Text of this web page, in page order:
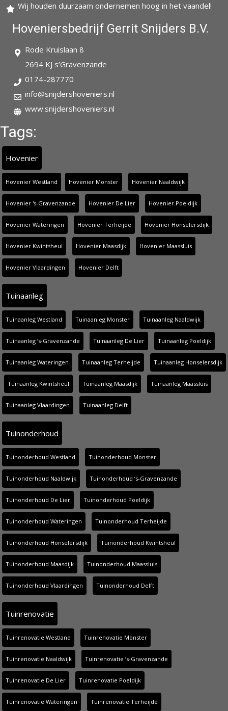
Wij houden duurzaam ondernemen hoog in het vaandel!
Hoveniersbedrijf Gerrit Snijders B.V.
Rode Kruislaan 8
2694 KJ s’Gravenzande
0174-287770
info@snijdershoveniers.nl
www.snijdershoveniers.nl
Tags:
Hovenier
Hovenier Westland Hovenier Monster Hovenier Naaldwijk
Hovenier 's-Gravenzande Hovenier De Lier Hovenier Poeldijk
Hovenier Wateringen Hovenier Terheijde Hovenier Honselersdijk
Hovenier Kwintsheul Hovenier Maasdijk Hovenier Maassluis
Hovenier Vlaardingen Hovenier Delft
Tuinaanleg
Tuinaanleg Westland Tuinaanleg Monster Tuinaanleg Naaldwijk
Tuinaanleg ‘s-Gravenzande Tuinaanleg De Lier Tuinaanleg Poeldijk
Tuinaanleg Wateringen Tuinaanleg Terheijde Tuinaanleg Honselersdijk
Tuinaanleg Kwintsheul Tuinaanleg Maasdijk Tuinaanleg Maassluis
Tuinaanleg Vlaardingen Tuinaanleg Delft
Tuinonderhoud
Tuinonderhoud Westland Tuinonderhoud Monster
Tuinonderhoud Naaldwijk Tuinonderhoud ‘s-Gravenzande
Tuinonderhoud De Lier Tuinonderhoud Poeldijk
Tuinonderhoud Wateringen Tuinonderhoud Terheijde
Tuinonderhoud Honselersdijk Tuinonderhoud Kwintsheul
Tuinonderhoud Maasdijk Tuinonderhoud Maassluis
Tuinonderhoud Vlaardingen Tuinonderhoud Delft
Tuinrenovatie
Tuinrenovatie Westland Tuinrenovatie Monster
Tuinrenovatie Naaldwijk Tuinrenovatie ‘s-Gravenzande
Tuinrenovatie De Lier Tuinrenovatie Poeldijk
Tuinrenovatie Wateringen Tuinrenovatie Terheijde